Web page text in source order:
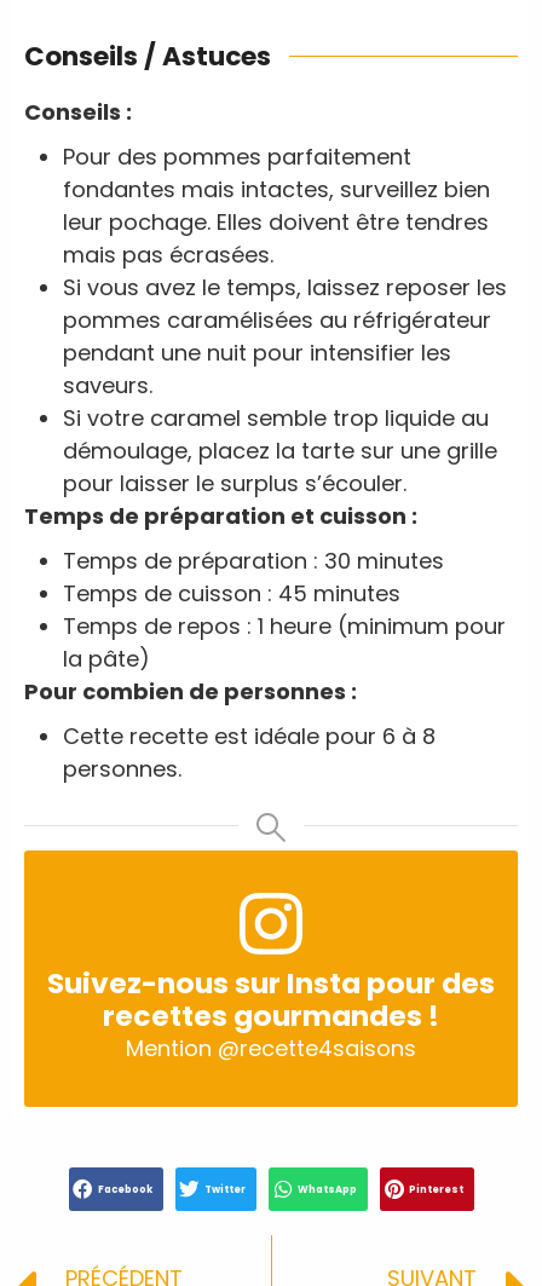
Conseils / Astuces
Conseils :
Pour des pommes parfaitement
fondantes mais intactes, surveillez bien
leur pochage. Elles doivent être tendres
mais pas écrasées.
Si vous avez le temps, laissez reposer les
pommes caramélisées au réfrigérateur
pendant une nuit pour intensifier les
saveurs.
Si votre caramel semble trop liquide au
démoulage, placez la tarte sur une grille
pour laisser le surplus s’écouler.
Temps de préparation et cuisson :
Temps de préparation : 30 minutes
Temps de cuisson : 45 minutes
Temps de repos : 1 heure (minimum pour
la pâte)
Pour combien de personnes :
Cette recette est idéale pour 6 à 8
personnes.
Suivez-nous sur Insta pour des
recettes gourmandes !
Mention @recette4saisons
Facebook Twitter WhatsApp Pinterest
PRÉCÉDENT SUIVANT